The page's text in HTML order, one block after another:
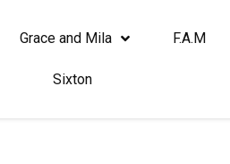
Grace and Mila F.A.M
Sixton